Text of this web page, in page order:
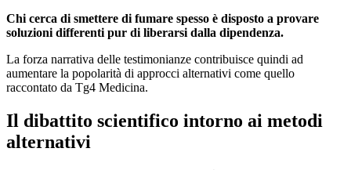
Chi cerca di smettere di fumare spesso è disposto a provare
soluzioni differenti pur di liberarsi dalla dipendenza.
La forza narrativa delle testimonianze contribuisce quindi ad
aumentare la popolarità di approcci alternativi come quello
raccontato da Tg4 Medicina.
Il dibattito scientifico intorno ai metodi
alternativi